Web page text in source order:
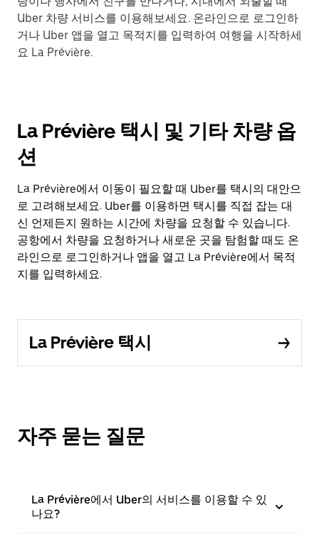
Uber 차량 서비스를 이용해보세요. 온라인으로 로그인하
거나 Uber 앱을 열고 목적지를 입력하여 여행을 시작하세
요 La Prévière.
La Prévière 택시 및 기타 차량 옵
션
La Prévière에서 이동이 필요할 때 Uber를 택시의 대안으
로 고려해보세요. Uber를 이용하면 택시를 직접 잡는 대
신 언제든지 원하는 시간에 차량을 요청할 수 있습니다.
공항에서 차량을 요청하거나 새로운 곳을 탐험할 때도 온
라인으로 로그인하거나 앱을 열고 La Prévière에서 목적
지를 입력하세요.
La Prévière 택시
자주 묻는 질문
La Prévière에서 Uber의 서비스를 이용할 수 있
나요?